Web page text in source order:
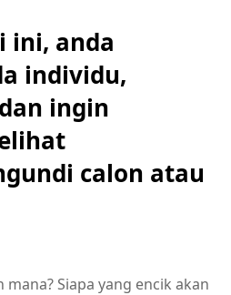
ini, anda
individu,
ingin
calon atau
Siapa yang encik akan